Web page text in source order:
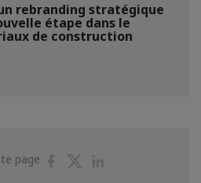
rebranding stratégique
étape dans le
de construction
page
PartagerPartager